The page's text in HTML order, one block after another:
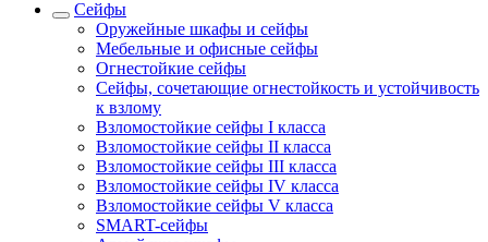
Сейфы
Оружейные шкафы и сейфы
Мебельные и офисные сейфы
Огнестойкие сейфы
Сейфы, сочетающие огнестойкость и устойчивость
к взлому
Взломостойкие сейфы I класса
Взломостойкие сейфы II класса
Взломостойкие сейфы III класса
Взломостойкие сейфы IV класса
Взломостойкие сейфы V класса
SMART-сейфы